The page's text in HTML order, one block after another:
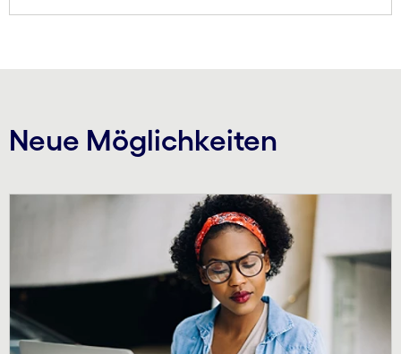
Neue Möglichkeiten